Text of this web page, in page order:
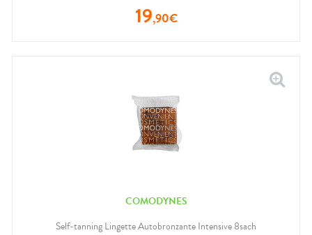
19,90€
COMODYNES
Self-tanning Lingette Autobronzante Intensive 8sach